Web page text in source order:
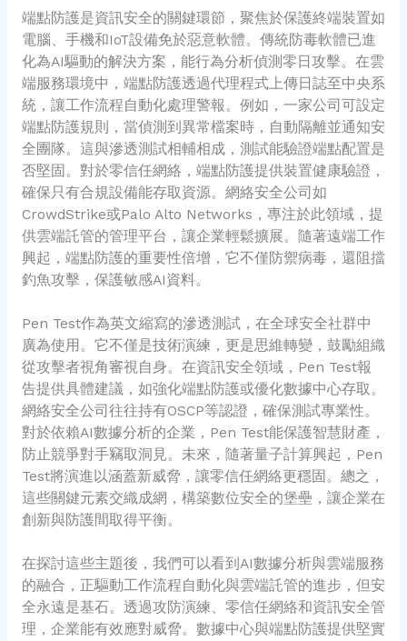
端點防護是資訊安全的關鍵環節，聚焦於保護終端裝置如
電腦、手機和IoT設備免於惡意軟體。傳統防毒軟體已進
化為AI驅動的解決方案，能行為分析偵測零日攻擊。在雲
端服務環境中，端點防護透過代理程式上傳日誌至中央系
統，讓工作流程自動化處理警報。例如，一家公司可設定
端點防護規則，當偵測到異常檔案時，自動隔離並通知安
全團隊。這與滲透測試相輔相成，測試能驗證端點配置是
否堅固。對於零信任網絡，端點防護提供裝置健康驗證，
確保只有合規設備能存取資源。網絡安全公司如
CrowdStrike或Palo Alto Networks，專注於此領域，提
供雲端託管的管理平台，讓企業輕鬆擴展。隨著遠端工作
興起，端點防護的重要性倍增，它不僅防禦病毒，還阻擋
釣魚攻擊，保護敏感AI資料。
Pen Test作為英文縮寫的滲透測試，在全球安全社群中
廣為使用。它不僅是技術演練，更是思維轉變，鼓勵組織
從攻擊者視角審視自身。在資訊安全領域，Pen Test報
告提供具體建議，如強化端點防護或優化數據中心存取。
網絡安全公司往往持有OSCP等認證，確保測試專業性。
對於依賴AI數據分析的企業，Pen Test能保護智慧財產，
防止競爭對手竊取洞見。未來，隨著量子計算興起，Pen
Test將演進以涵蓋新威脅，讓零信任網絡更穩固。總之，
這些關鍵元素交織成網，構築數位安全的堡壘，讓企業在
創新與防護間取得平衡。
在探討這些主題後，我們可以看到AI數據分析與雲端服務
的融合，正驅動工作流程自動化與雲端託管的進步，但安
全永遠是基石。透過攻防演練、零信任網絡和資訊安全管
理，企業能有效應對威脅。數據中心與端點防護提供堅實